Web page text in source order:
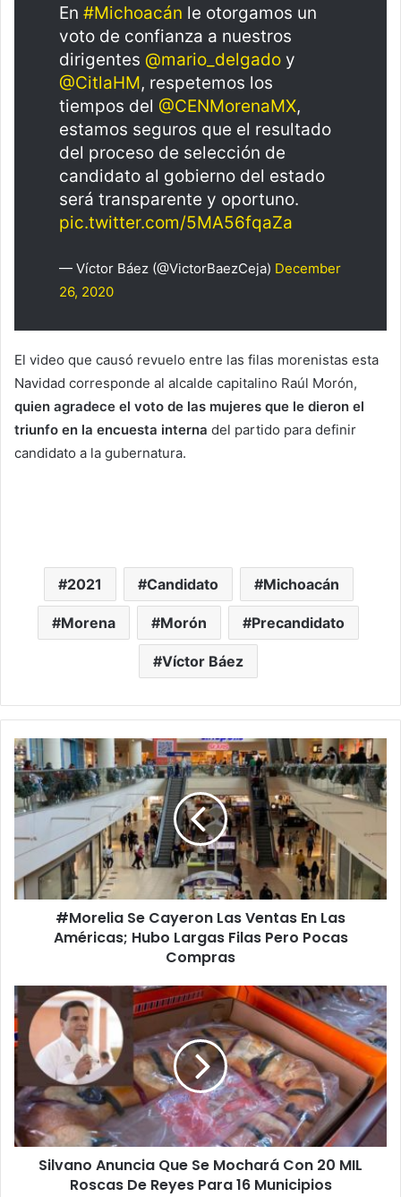
En #Michoacán le otorgamos un
voto de confianza a nuestros
dirigentes @mario_delgado y
@CitlaHM, respetemos los
tiempos del @CENMorenaMX,
estamos seguros que el resultado
del proceso de selección de
candidato al gobierno del estado
será transparente y oportuno.
pic.twitter.com/5MA56fqaZa
— Víctor Báez (@VictorBaezCeja) December
26, 2020
El video que causó revuelo entre las filas morenistas esta
Navidad corresponde al alcalde capitalino Raúl Morón,
quien agradece el voto de las mujeres que le dieron el
triunfo en la encuesta interna del partido para definir
candidato a la gubernatura.
2021 Candidato Michoacán
Morena Morón Precandidato
Víctor Báez
#Morelia
Se
Cayeron
Las
Ventas
En
Las
Américas;
Hubo
Compras
#Morelia Se Cayeron Las Ventas En Las
Américas; Hubo Largas Filas Pero Pocas
Compras
Silvano
Anuncia
Que
Se
Mochará
Con
20
MIL
Roscas
Silvano Anuncia Que Se Mochará Con 20 MIL
Roscas De Reyes Para 16 Municipios